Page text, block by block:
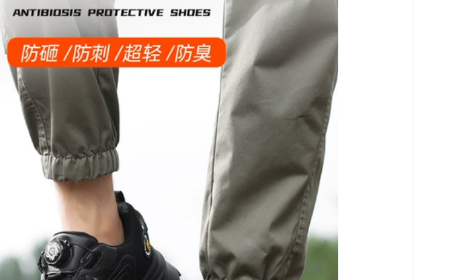
lao động nhẹ giày
cao cổ giày bông
đầu bếp ủng công
724,000
Giày bảo hiểm lao
động cộng với ủng
nhung mỏ dầu thợ
hàn chống tĩnh điện
chống đâm xuyên
cách nhiệt ống dài
công trường cao cấp
chịu nhiệt độ cao
ủng bảo hộ cao su
880,000
Ủng đi mưa giày
nước ngoại thương
xuất khẩu sang
Nhật Bản cao su
chịu mài mòn chống
nước giày bảo hộ
lao động giày đi
mưa giày câu cá trụ
cao độ bám chắc
ủng bảo hộ
520,000
Shield king da bò